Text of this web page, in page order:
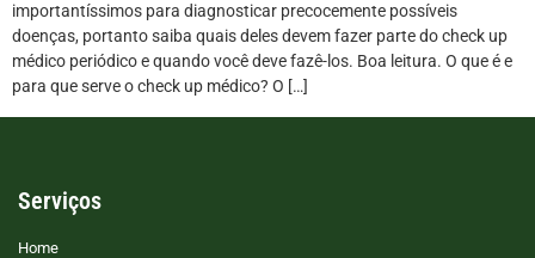
importantíssimos para diagnosticar precocemente possíveis
doenças, portanto saiba quais deles devem fazer parte do check up
médico periódico e quando você deve fazê-los. Boa leitura. O que é e
para que serve o check up médico? O […]
Serviços
Home